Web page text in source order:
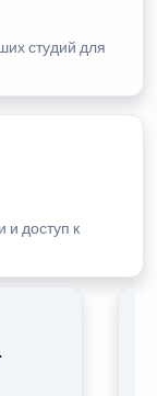
студий для
и доступ к